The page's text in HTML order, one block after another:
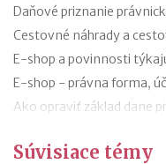
Daňové priznanie
Cestovné náhrady a
E-shop a povinnosti
E-shop - právna forma,
Ako opraviť základ dane
2021
Súvisiace témy